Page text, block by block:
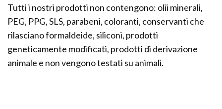
Tutti i nostri prodotti non contengono: olii minerali,
PEG, PPG, SLS, parabeni, coloranti, conservanti che
rilasciano formaldeide, siliconi, prodotti
geneticamente modificati, prodotti di derivazione
animale e non vengono testati su animali.